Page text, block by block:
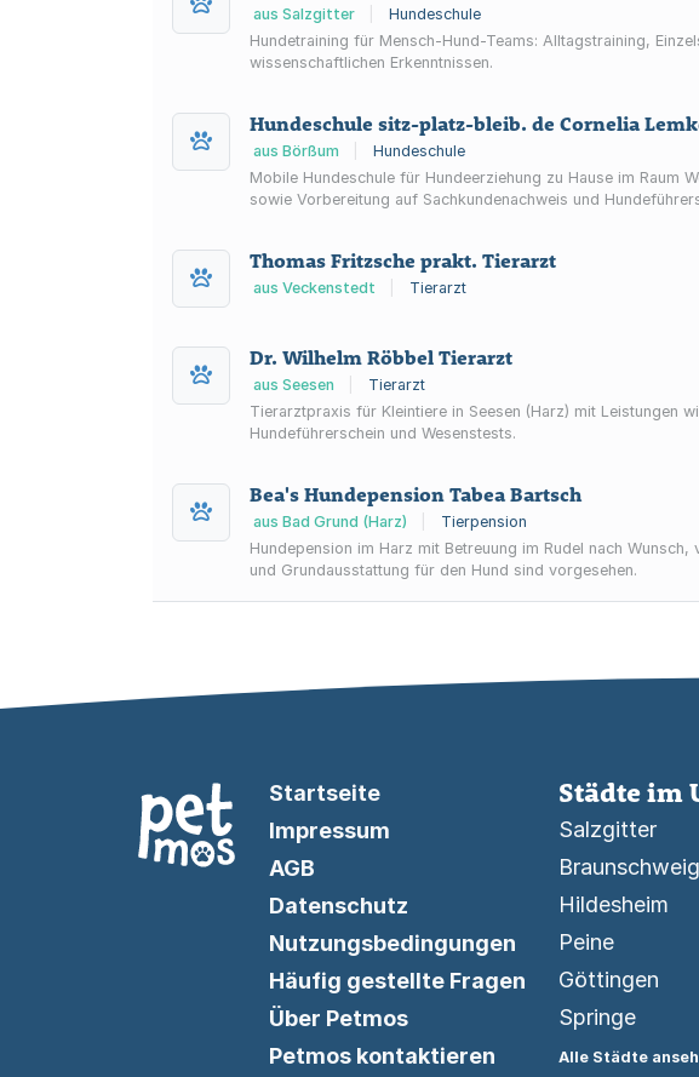
aus Salzgitter
Hundeschule
Hundetraining für Mensch-Hund-Teams: Alltagstraining,
wissenschaftlichen Erkenntnissen.
Hundeschule sitz-platz-bleib. de Cornelia
aus Börßum
Hundeschule
Mobile Hundeschule für Hundeerziehung zu Hause im Raum
sowie Vorbereitung auf Sachkundenachweis und
Thomas Fritzsche prakt. Tierarzt
aus Veckenstedt Tierarzt
Dr. Wilhelm Röbbel Tierarzt
aus Seesen
Tierarzt
Tierarztpraxis für Kleintiere in Seesen (Harz) mit Leistungen
Hundeführerschein und Wesenstests.
Bea's Hundepension Tabea Bartsch
aus Bad Grund (Harz)
Tierpension
Hundepension im Harz mit Betreuung im Rudel nach
und Grundausstattung für den Hund sind vorgesehen.
Startseite
Impressum
AGB
Datenschutz
Nutzungsbedingungen
Häufig gestellte Fragen
Über Petmos
Petmos kontaktieren
Städte im
Salzgitter
Braunschweig
Hildesheim
Peine
Göttingen
Springe
Alle Städte